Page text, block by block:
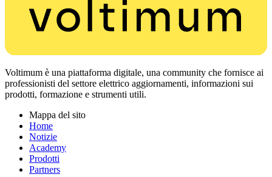
Voltimum è una piattaforma digitale, una community che fornisce ai
professionisti del settore elettrico aggiornamenti, informazioni sui
prodotti, formazione e strumenti utili.
Mappa del sito
Home
Notizie
Academy
Prodotti
Partners